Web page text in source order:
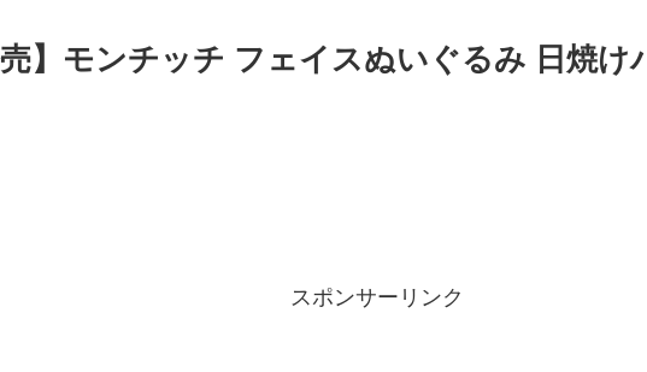
売】モンチッチ フェイスぬいぐるみ 日焼
スポンサーリンク